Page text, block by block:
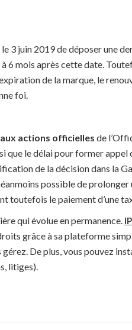
3 juin 2019 de déposer une
à 6 mois après cette date.
de la marque, le
foi.
actions officielles de
que le délai pour former appel
de la décision dans la
possible de
toutefois le paiement d’une
qui évolue en permanence.
grâce à sa plateforme
De plus, vous pouvez
litiges).